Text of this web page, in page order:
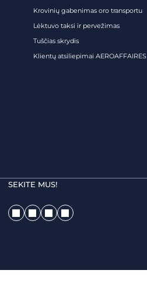
Krovinių gabenimas oro transportu
Lėktuvo taksi ir pervežimas
Tuščias skrydis
Klientų atsiliepimai AEROAFFAIRES
SEKITE MUS!